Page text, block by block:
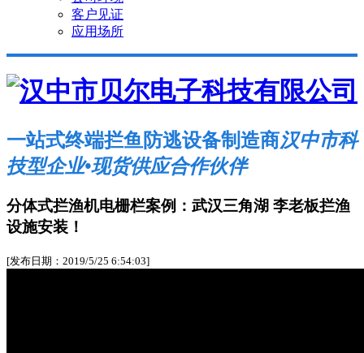
客户见证
应用场所
一站式终端拦鱼防逃设备制造商汉中市科
技型企业•现货供应合作伙伴
分体式拦渔机电栅栏案例：武汉三角湖 李老板拦渔
设施安装！
[发布日期：2019/5/25 6:54:03]